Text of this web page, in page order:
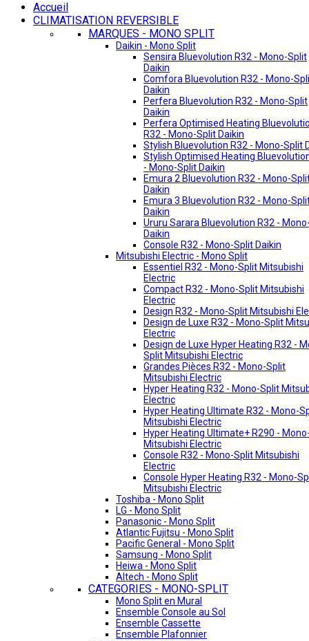
Accueil
CLIMATISATION REVERSIBLE
MARQUES - MONO SPLIT
Daikin - Mono Split
Sensira Bluevolution R32 - Mono-Split
Daikin
Comfora Bluevolution R32 - Mono-
Daikin
Perfera Bluevolution R32 - Mono-Split
Daikin
Perfera Optimised Heating
R32 - Mono-Split Daikin
Stylish Bluevolution R32 - Mono-Split
Stylish Optimised Heating
- Mono-Split Daikin
Emura 2 Bluevolution R32 - Mono-
Daikin
Emura 3 Bluevolution R32 - Mono-
Daikin
Ururu Sarara Bluevolution R32 -
Daikin
Console R32 - Mono-Split Daikin
Mitsubishi Electric - Mono Split
Essentiel R32 - Mono-Split Mitsubishi
Electric
Compact R32 - Mono-Split Mitsubishi
Electric
Design R32 - Mono-Split Mitsubishi
Design de Luxe R32 - Mono-Split
Electric
Design de Luxe Hyper Heating R32 -
Split Mitsubishi Electric
Grandes Pièces R32 - Mono-Split
Mitsubishi Electric
Hyper Heating R32 - Mono-Split
Electric
Hyper Heating Ultimate R32 - Mono-
Mitsubishi Electric
Hyper Heating Ultimate+ R290 -
Mitsubishi Electric
Console R32 - Mono-Split Mitsubishi
Electric
Console Hyper Heating R32 - Mono-
Mitsubishi Electric
Toshiba - Mono Split
LG - Mono Split
Panasonic - Mono Split
Atlantic Fujitsu - Mono Split
Pacific General - Mono Split
Samsung - Mono Split
Heiwa - Mono Split
Altech - Mono Split
CATEGORIES - MONO-SPLIT
Mono Split en Mural
Ensemble Console au Sol
Ensemble Cassette
Ensemble Plafonnier